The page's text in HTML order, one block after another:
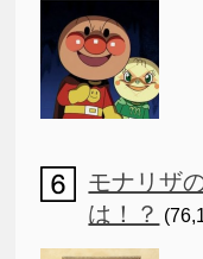
モナリザ
は！？